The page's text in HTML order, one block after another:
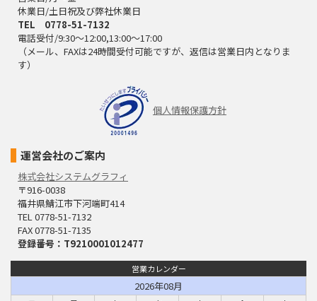
休業日/土日祝及び弊社休業日
TEL 0778-51-7132
電話受付/9:30～12:00,13:00～17:00
（メール、FAXは24時間受付可能ですが、返信は営業日内となりま
す）
個人情報保護方針
運営会社のご案内
株式会社システムグラフィ
〒916-0038
福井県鯖江市下河端町414
TEL 0778-51-7132
FAX 0778-51-7135
登録番号：T9210001012477
営業カレンダー
2026年08月